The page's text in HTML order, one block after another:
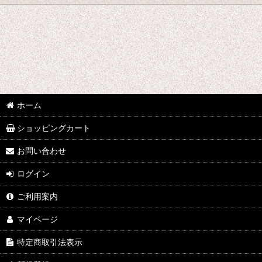
並び順:
hy
なみぞう
採集個体
フジコン
植田 K
FE
田畑 Y
中村 T
ホーム
ショッピングカート
お問い合わせ
ログイン
ご利用案内
マイページ
特定商取引法表示